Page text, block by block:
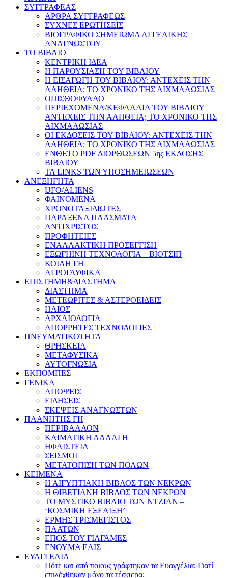
ΣΥΓΓΡΑΦΕΑΣ
ΑΡΘΡΑ ΣΥΓΓΡΑΦΕΩΣ
ΣΥΧΝΕΣ ΕΡΩΤΗΣΕΙΣ
ΒΙΟΓΡΑΦΙΚΟ ΣΗΜΕΙΩΜΑ ΑΓΓΕΛΙΚΗΣ
ΑΝΑΓΝΩΣΤΟΥ
ΤΟ ΒΙΒΛΙΟ
ΚΕΝΤΡΙΚΗ ΙΔΕΑ
Η ΠΑΡΟΥΣΙΑΣΗ ΤΟΥ ΒΙΒΛΙΟΥ
Η ΕΙΣΑΓΩΓΗ ΤΟΥ ΒΙΒΛΙΟΥ: ΑΝΤΕΧΕΙΣ ΤΗΝ
ΑΛΗΘΕΙΑ; ΤΟ ΧΡΟΝΙΚΟ ΤΗΣ ΑΙΧΜΑΛΩΣΙΑΣ
ΟΠΙΣΘΟΦΥΛΛΟ
ΠΕΡΙΕΧΟΜΕΝΑ/ΚΕΦΑΛΑΙΑ ΤΟΥ ΒΙΒΛΙΟΥ
ΑΝΤΕΧΕΙΣ ΤΗΝ ΑΛΗΘΕΙΑ; ΤΟ ΧΡΟΝΙΚΟ ΤΗΣ
ΑΙΧΜΑΛΩΣΙΑΣ
ΟΙ ΕΚΔΟΣΕΙΣ ΤΟΥ ΒΙΒΛΙΟΥ: ΑΝΤΕΧΕΙΣ ΤΗΝ
ΑΛΗΘΕΙΑ; ΤΟ ΧΡΟΝΙΚΟ ΤΗΣ ΑΙΧΜΑΛΩΣΙΑΣ
ΕΝΘΕΤΟ PDF ΔΙΟΡΘΩΣΕΩΝ 5ης ΕΚΔΟΣΗΣ
ΒΙΒΛΙΟΥ
ΤΑ LINKS ΤΩΝ ΥΠΟΣΗΜΕΙΩΣΕΩΝ
ΑΝΕΞΗΓΗΤΑ
UFO/ALIENS
ΦΑΙΝΟΜΕΝΑ
ΧΡΟΝΟΤΑΞΙΔΙΩΤΕΣ
ΠΑΡΑΞΕΝΑ ΠΛΑΣΜΑΤΑ
ΑΝΤΙΧΡΙΣΤΟΣ
ΠΡΟΦΗΤΕΙΕΣ
ΕΝΑΛΛΑΚΤΙΚΗ ΠΡΟΣΕΓΓΙΣΗ
ΕΞΩΓΗΙΝΗ ΤΕΧΝΟΛΟΓΙΑ – ΒΙΟΤΣΙΠ
ΚΟΙΛΗ ΓΗ
ΑΓΡΟΓΛΥΦΙΚΑ
ΕΠΙΣΤΗΜΗ&ΔΙΑΣΤΗΜΑ
ΔΙΑΣΤΗΜΑ
ΜΕΤΕΩΡΙΤΕΣ & ΑΣΤΕΡΟΕΙΔΕΙΣ
ΗΛΙΟΣ
ΑΡΧΑΙΟΛΟΓΙΑ
ΑΠΟΡΡΗΤΕΣ ΤΕΧΝΟΛΟΓΙΕΣ
ΠΝΕΥΜΑΤΙΚΟΤΗΤΑ
ΘΡΗΣΚΕΙΑ
ΜΕΤΑΦΥΣΙΚΑ
ΑΥΤΟΓΝΩΣΙΑ
ΕΚΠΟΜΠΕΣ
ΓΕΝΙΚΑ
ΑΠΟΨΕΙΣ
ΕΙΔΗΣΕΙΣ
ΣΚΕΨΕΙΣ ΑΝΑΓΝΩΣΤΩΝ
ΠΛΑΝΗΤΗΣ ΓΗ
ΠΕΡΙΒΑΛΛΟΝ
ΚΛΙΜΑΤΙΚΗ ΑΛΛΑΓΗ
ΗΦΑΙΣΤΕΙΑ
ΣΕΙΣΜΟΙ
ΜΕΤΑΤΟΠΙΣΗ ΤΩΝ ΠΟΛΩΝ
ΚΕΙΜΕΝΑ
Η ΑΙΓΥΠΤΙΑΚΗ ΒΙΒΛΟΣ ΤΩΝ ΝΕΚΡΩΝ
Η ΘΙΒΕΤΙΑΝΗ ΒΙΒΛΟΣ ΤΩΝ ΝΕΚΡΩΝ
ΤΟ ΜΥΣΤΙΚΟ ΒΙΒΛΙΟ ΤΩΝ ΝΤΖΙΑΝ –
‘ΚΟΣΜΙΚΗ ΕΞΕΛΙΞΗ’
ΕΡΜΗΣ ΤΡΙΣΜΕΓΙΣΤΟΣ
ΠΛΑΤΩΝ
ΕΠΟΣ ΤΟΥ ΓΙΛΓΑΜΕΣ
ΕΝΟΥΜΑ ΕΛΙΣ
ΕΥΑΓΓΕΛΙΑ
Πότε και από ποιους γράφτηκαν τα Ευαγγέλια; Γιατί
επιλέχθηκαν μόνο τα τέσσερα;